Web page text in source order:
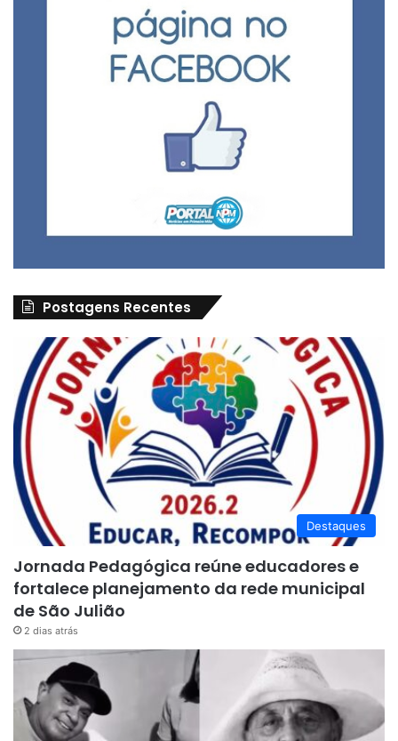
Postagens Recentes
Destaques
Jornada Pedagógica reúne educadores e
fortalece planejamento da rede municipal
de São Julião
2 dias atrás